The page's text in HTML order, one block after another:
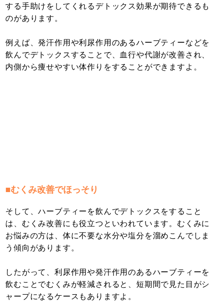
する手助けをしてくれるデトックス効果が期待できるも
のがあります。
例えば、発汗作用や利尿作用のあるハーブティーなどを
飲んでデトックスすることで、血行や代謝が改善され、
内側から痩せやすい体作りをすることができますよ。
■むくみ改善でほっそり
そして、ハーブティーを飲んでデトックスをすること
は、むくみ改善にも役立つといわれています。むくみに
お悩みの方は、体に不要な水分や塩分を溜めこんでしま
う傾向があります。
したがって、利尿作用や発汗作用のあるハーブティーを
飲むことでむくみが軽減されると、短期間で見た目がシ
ャープになるケースもありますよ。